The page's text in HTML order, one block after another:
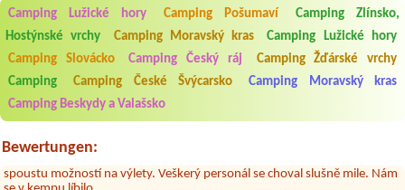
Camping Lužické hory Camping Pošumaví
Camping Zlínsko,
Hostýnské vrchy
Camping Moravský kras
Camping Lužické hory
Camping Slovácko
Camping Český ráj
Camping Žďárské vrchy
Camping
Camping České Švýcarsko
Camping Moravský kras
Camping Beskydy a Valašsko
Bewertungen:
V umývárně i na WC bylo vždy čisto, doplněný papír i utěrky, což při
množství návštěvníků není samozřejmost. V kempu je obchod a
restaurace, kebab a další občerstvení. Co nás ale velice zklamalo byl
celodenní hluk z repráků u stanů a absolutní bezohlednost ostatních
ubytovaných. Přes den jsem si připadala jak na pouti- z každého koutu
hrála jiná hudba.Kemp pěkný, ale takový rámus jsme ještě nezažili...
Jana*****
Chtěli jsme být týden,byli jsme dva. Na začátku prázdnin. Přijeli jsme
karavanem. Klid pohoda socialky nové krásné čisté,koupání super.
Restaurace s jídlem, a dobrým jídlem za slušnou cenu na dosah, a
spoustu možností na výlety. Veškerý personál se choval slušně mile. Nám
se v kempu líbilo.